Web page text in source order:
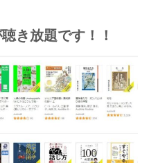
き放題です！！